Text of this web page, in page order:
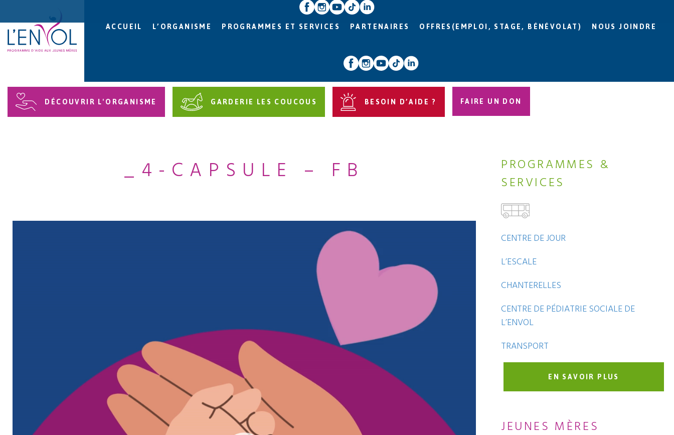
ACCUEIL L’ORGANISME PROGRAMMES ET SERVICES PARTENAIRES OFFRES(EMPLOI, STAGE, BÉNÉVOLAT) NOUS JOINDRE
DÉCOUVRIR L'ORGANISME GARDERIE LES COUCOUS BESOIN D’AIDE ? FAIRE UN DON
_4-CAPSULE – FB
PROGRAMMES &
SERVICES
CENTRE DE JOUR
L’ESCALE
CHANTERELLES
CENTRE DE PÉDIATRIE SOCIALE DE
L’ENVOL
TRANSPORT
EN SAVOIR PLUS
JEUNES MÈRES